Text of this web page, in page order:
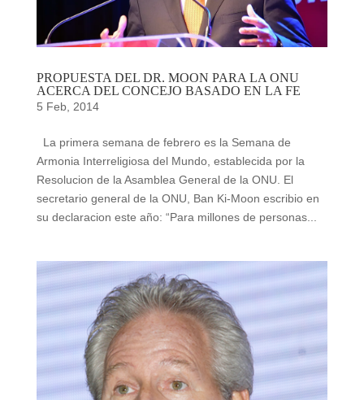
PROPUESTA DEL DR. MOON PARA LA ONU
ACERCA DEL CONCEJO BASADO EN LA FE
5 Feb, 2014
La primera semana de febrero es la Semana de
Armonia Interreligiosa del Mundo, establecida por la
Resolucion de la Asamblea General de la ONU. El
secretario general de la ONU, Ban Ki-Moon escribio en
su declaracion este año: “Para millones de personas...